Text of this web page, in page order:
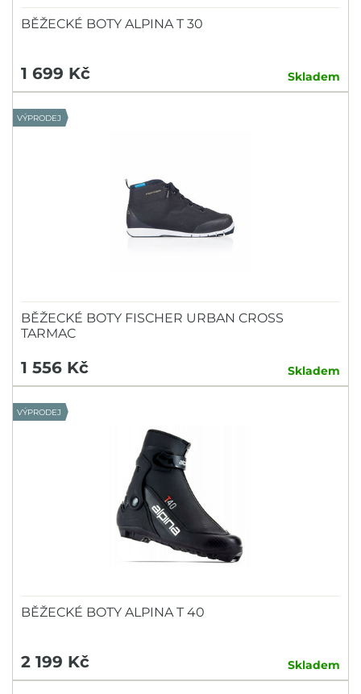
BĚŽECKÉ BOTY ALPINA T 30
1 699 Kč Skladem
VÝPRODEJ
BĚŽECKÉ BOTY FISCHER URBAN CROSS
TARMAC
1 556 Kč Skladem
VÝPRODEJ
BĚŽECKÉ BOTY ALPINA T 40
2 199 Kč Skladem